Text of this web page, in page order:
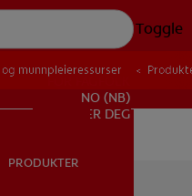
Toggle
FOR FAGFOLK
NO (NB)
REGISTRER DEG
PRODUKTER
munnpleieressurser